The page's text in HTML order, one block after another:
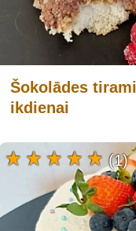
Šokolādes
ikdienai
(1)